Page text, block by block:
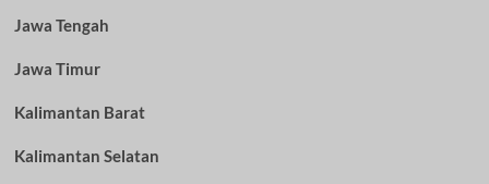
Jawa Tengah
Jawa Timur
Kalimantan Barat
Kalimantan Selatan